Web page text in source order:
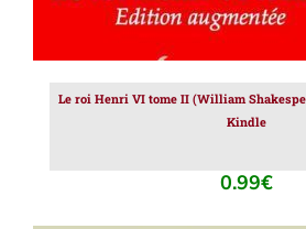
Le roi Henri VI tome II (William
Kindle
0.99€